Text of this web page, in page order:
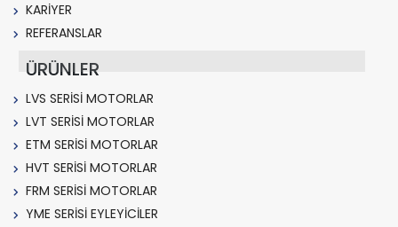
KARİYER
REFERANSLAR
ÜRÜNLER
LVS SERİSİ MOTORLAR
LVT SERİSİ MOTORLAR
ETM SERİSİ MOTORLAR
HVT SERİSİ MOTORLAR
FRM SERİSİ MOTORLAR
YME SERİSİ EYLEYİCİLER